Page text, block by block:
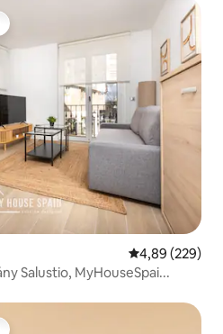
Priemerné
4,89 (229)
Salustio, MyHouseSpai...